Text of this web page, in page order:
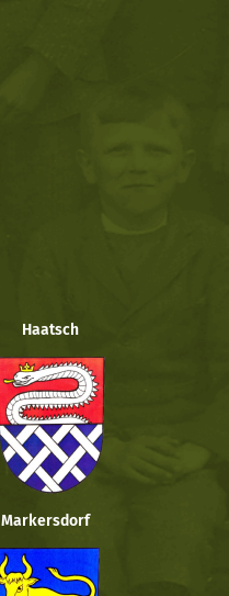
Haatsch
Markersdorf